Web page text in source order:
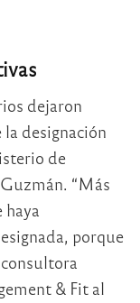
dejaron
designación
de
“Más
haya
porque
& Fit al